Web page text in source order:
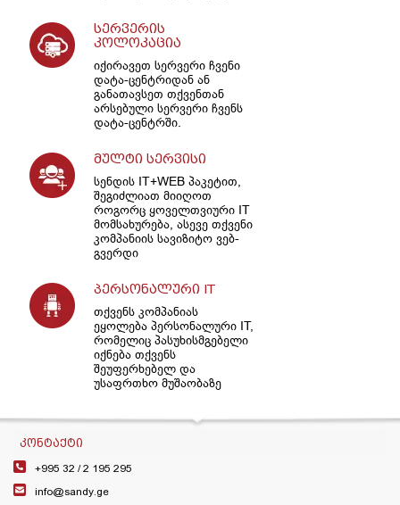
სერვერის
კოლოკაცია
იქირავეთ სერვერი ჩვენი
დატა-ცენტრიდან ან
განათავსეთ თქვენთან
არსებული სერვერი ჩვენს
დატა-ცენტრში.
მულტი სერვისი
სენდის IT+WEB პაკეტით,
შეგიძლიათ მიიღოთ
როგორც ყოველთვიური IT
მომსახურება, ასევე თქვენი
კომპანიის სავიზიტო ვებ-
გვერდი
პერსონალური IT
თქვენს კომპანიას
ეყოლება პერსონალური IT,
რომელიც პასუხისმგებელი
იქნება თქვენს
შეუფერხებელ და
უსაფრთხო მუშაობაზე
ᲙᲝᲜᲢᲐᲥᲢᲘ
+995 32 /2 195 295
info@sandy.ge